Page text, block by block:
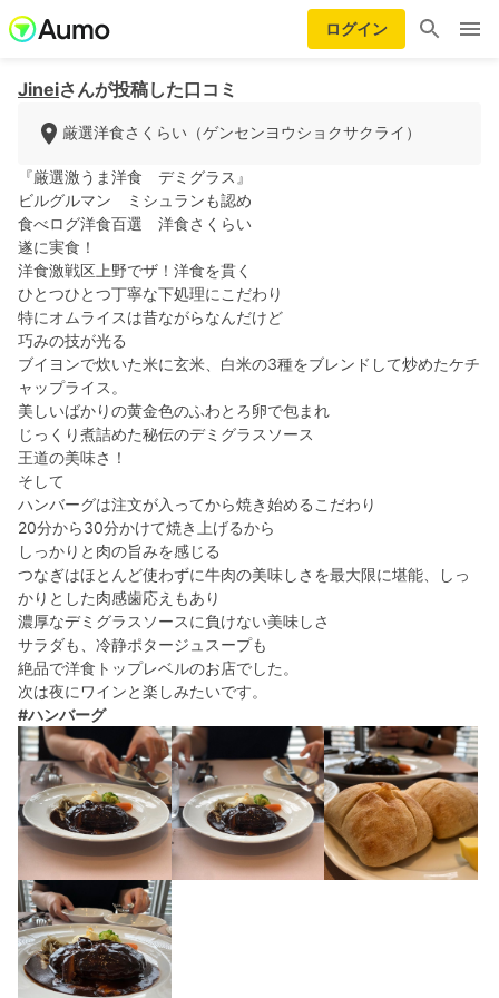
ログイン
Jineiさんが投稿した口コミ
厳選洋食さくらい（ゲンセンヨウショクサクライ）
『厳選激うま洋食 デミグラス』
ビルグルマン ミシュランも認め
食べログ洋食百選 洋食さくらい
遂に実食！
洋食激戦区上野でザ！洋食を貫く
ひとつひとつ丁寧な下処理にこだわり
特にオムライスは昔ながらなんだけど
巧みの技が光る
ブイヨンで炊いた米に玄米、白米の3種をブレンドして炒めたケチ
ャップライス。
美しいばかりの黄金色のふわとろ卵で包まれ
じっくり煮詰めた秘伝のデミグラスソース
王道の美味さ！
そして
ハンバーグは注文が入ってから焼き始めるこだわり
20分から30分かけて焼き上げるから
しっかりと肉の旨みを感じる
つなぎはほとんど使わずに牛肉の美味しさを最大限に堪能、しっ
かりとした肉感歯応えもあり
濃厚なデミグラスソースに負けない美味しさ
サラダも、冷静ポタージュスープも
絶品で洋食トップレベルのお店でした。
次は夜にワインと楽しみたいです。
#ハンバーグ